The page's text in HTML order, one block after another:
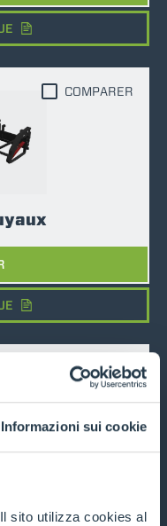
Informazioni sui cookie
sito utilizza cookies al
COMPARER
roues
COMPARER